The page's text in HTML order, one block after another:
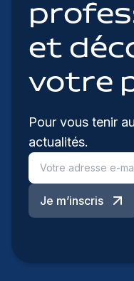
et
votre
Pour vous tenir
actualités.
Je m’inscris